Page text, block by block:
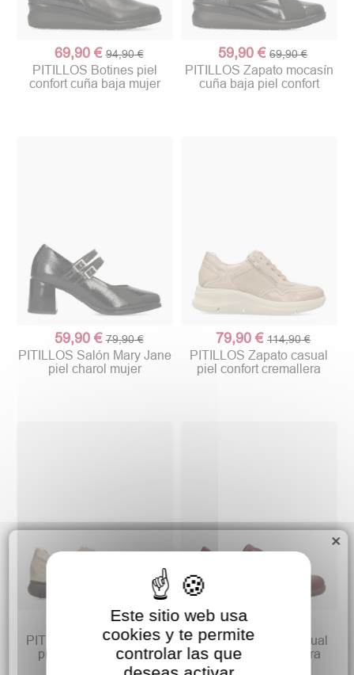
69,90 € 94,90 €
PITILLOS Botines piel
confort cuña baja mujer
59,90 € 69,90 €
PITILLOS Zapato mocasín
cuña baja piel confort
59,90 € 79,90 €
PITILLOS Salón Mary Jane
piel charol mujer
79,90 € 114,90 €
PITILLOS Zapato casual
piel confort cremallera
99,90 €
PITILLOS Zapato casual
piel confort elásticos
69,90 €
PITILLOS Zapato casual
piel confort cremallera
×
Este sitio web usa
cookies y te permite
controlar las que